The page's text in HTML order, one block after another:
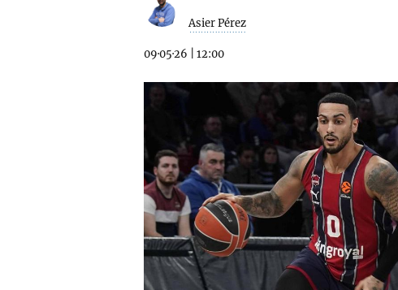
Asier Pérez
09·05·26 12:00